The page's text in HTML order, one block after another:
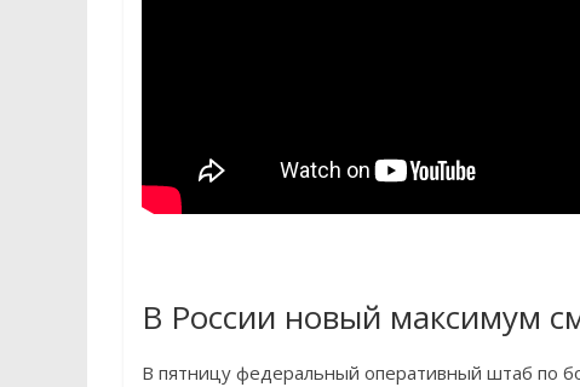
В России новый максимум
В пятницу федеральный оперативный штаб по